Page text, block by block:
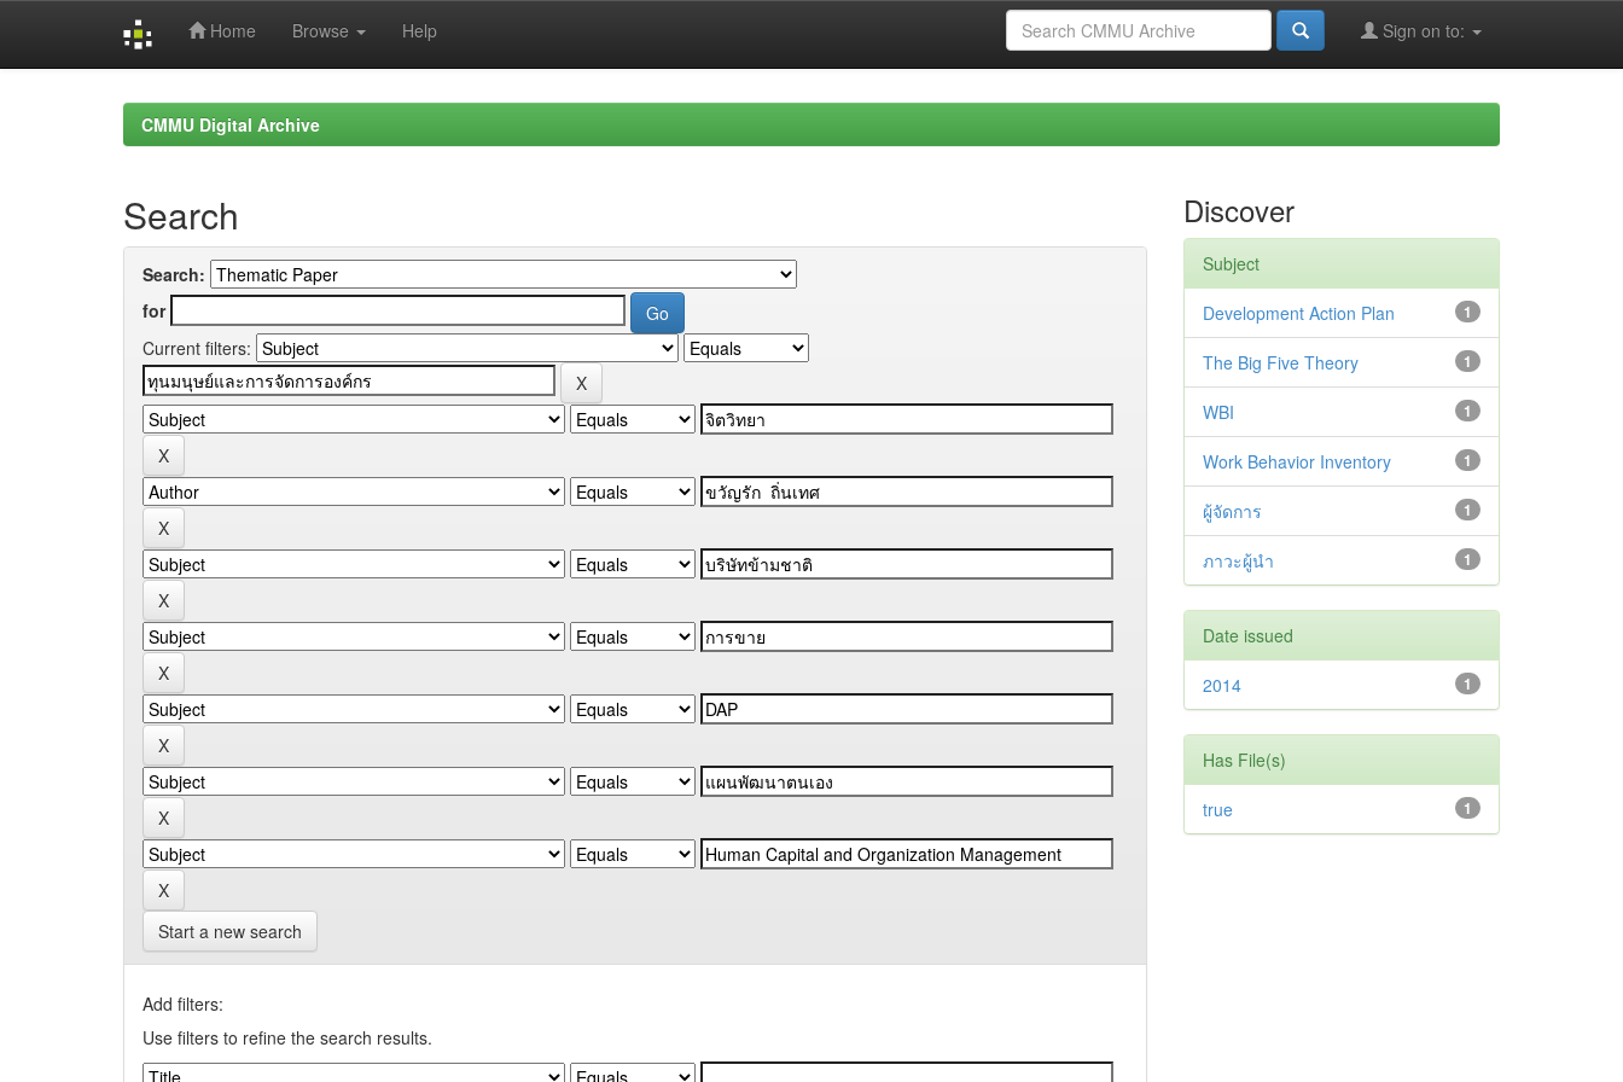
Home Browse Help Sign on to:
CMMU Digital Archive
Search
Search:
for
Current filters:
Start a new search
Add filters:
Use filters to refine the search results.
Discover
Subject
1
Development Action Plan
1
The Big Five Theory
1
WBI
1
Work Behavior Inventory
1
ผู้จัดการ
1
ภาวะผู้นำ
Date issued
1
2014
Has File(s)
1
true